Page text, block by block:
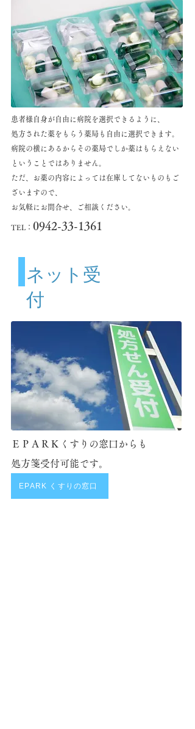
患者様自身が自由に病院を選択できるように、
処方された薬をもらう薬局も自由に選択できます。
病院の横にあるからその薬局でしか薬はもらえない
ということではありません。
ただ、お薬の内容によっては在庫してないものもご
ざいますので、
お気軽にお問合せ、ご相談ください。
​TEL： 0942-33-1361
​ネット受
付
ＥＰＡＲＫくすりの窓口からも
処方箋受付可能です。
EPARK くすりの窓口